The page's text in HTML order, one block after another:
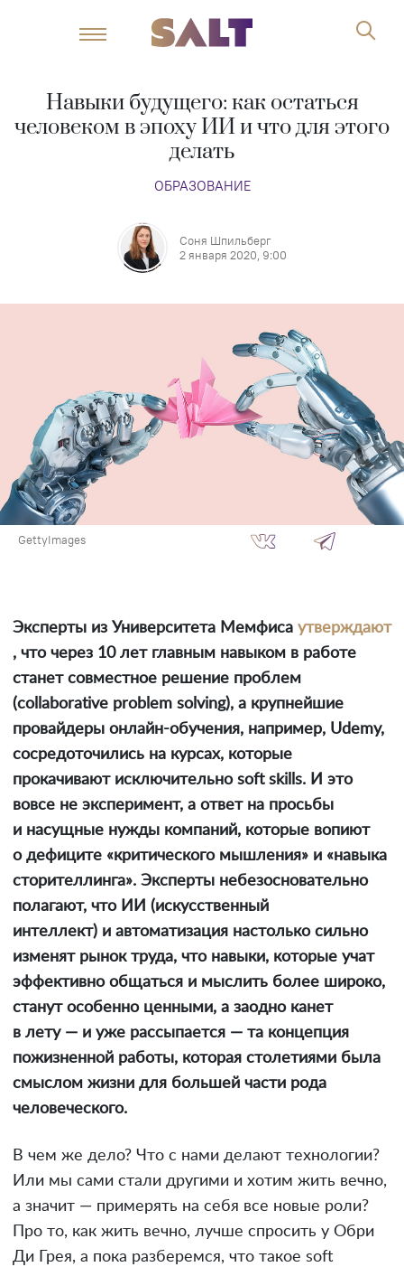
Навыки будущего: как остаться
человеком в эпоху ИИ и что для этого
делать
ОБРАЗОВАНИЕ
Соня Шпильберг
2 января 2020, 9:00
GettyImages
Эксперты из Университета Мемфиса утверждают
, что через 10 лет главным навыком в работе
станет совместное решение проблем
(collaborative problem solving), а крупнейшие
провайдеры онлайн-обучения, например, Udemy,
сосредоточились на курсах, которые
прокачивают исключительно soft skills. И это
вовсе не эксперимент, а ответ на просьбы
и насущные нужды компаний, которые вопиют
о дефиците «критического мышления» и «навыка
сторителлинга». Эксперты небезосновательно
полагают, что ИИ (искусственный
интеллект) и автоматизация настолько сильно
изменят рынок труда, что навыки, которые учат
эффективно общаться и мыслить более широко,
станут особенно ценными, а заодно канет
в лету — и уже рассыпается — та концепция
пожизненной работы, которая столетиями была
смыслом жизни для большей части рода
человеческого.
В чем же дело? Что с нами делают технологии?
Или мы сами стали другими и хотим жить вечно,
а значит — примерять на себя все новые роли?
Про то, как жить вечно, лучше спросить у Обри
Ди Грея, а пока разберемся, что такое soft